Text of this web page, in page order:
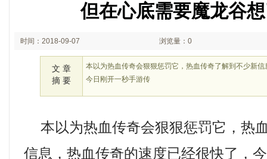
但在心底需要魔龙谷
时间：2018-09-07 浏览量：0
文 章
摘 要
本以为热血传奇会狠狠惩罚它，热血传奇了解到不少新
今日刚开一秒手游传
本以为热血传奇会狠狠惩罚它，热
信息，热血传奇的速度已经很快了，